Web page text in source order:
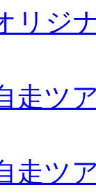
リジ
走ツ
走ツ